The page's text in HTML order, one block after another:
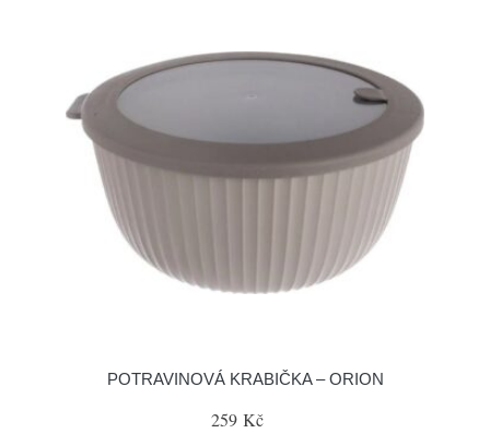
POTRAVINOVÁ KRABIČKA – ORION
259 Kč